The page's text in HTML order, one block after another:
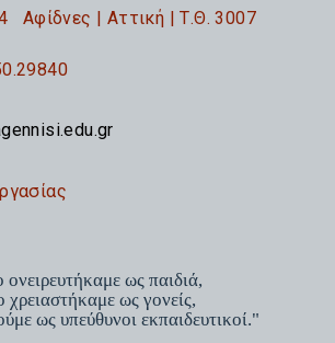
Αφίδνες | Αττική | Τ.Θ. 3007
ονειρευτήκαμε ως παιδιά,
χρειαστήκαμε ως γονείς,
ως υπεύθυνοι εκπαιδευτικοί."